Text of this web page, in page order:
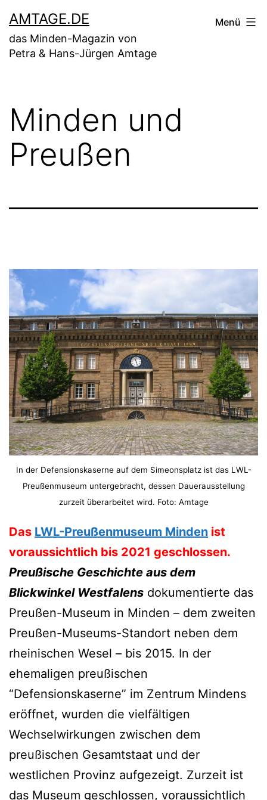
Zum
Inhalt
springen
AMTAGE.DE
das Minden-Magazin von
Petra & Hans-Jürgen Amtage
Menü
Minden und
Preußen
In der Defensionskaserne auf dem Simeonsplatz ist das LWL-
Preußenmuseum untergebracht, dessen Dauerausstellung
zurzeit überarbeitet wird. Foto: Amtage
Das LWL-Preußenmuseum Minden ist
voraussichtlich bis 2021 geschlossen.
Preußische Geschichte aus dem
Blickwinkel Westfalens dokumentierte das
Preußen-Museum in Minden – dem zweiten
Preußen-Museums-Standort neben dem
rheinischen Wesel – bis 2015. In der
ehemaligen preußischen
“Defensionskaserne” im Zentrum Mindens
eröffnet, wurden die vielfältigen
Wechselwirkungen zwischen dem
preußischen Gesamtstaat und der
westlichen Provinz aufgezeigt. Zurzeit ist
das Museum geschlossen, voraussichtlich